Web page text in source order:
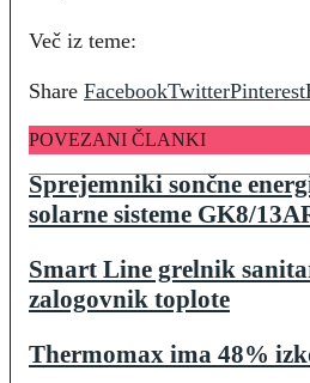
Več iz teme:
Share FacebookTwitterPinterest
POVEZANI ČLANKI
Sprejemniki sončne
solarne sisteme GK8/
Smart Line grelnik
zalogovnik toplote
Thermomax ima 48%